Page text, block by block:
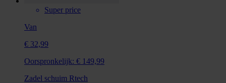
Super price
Van
€ 32,99
Oorspronkelijk: € 149,99
Zadel schuim Rtech